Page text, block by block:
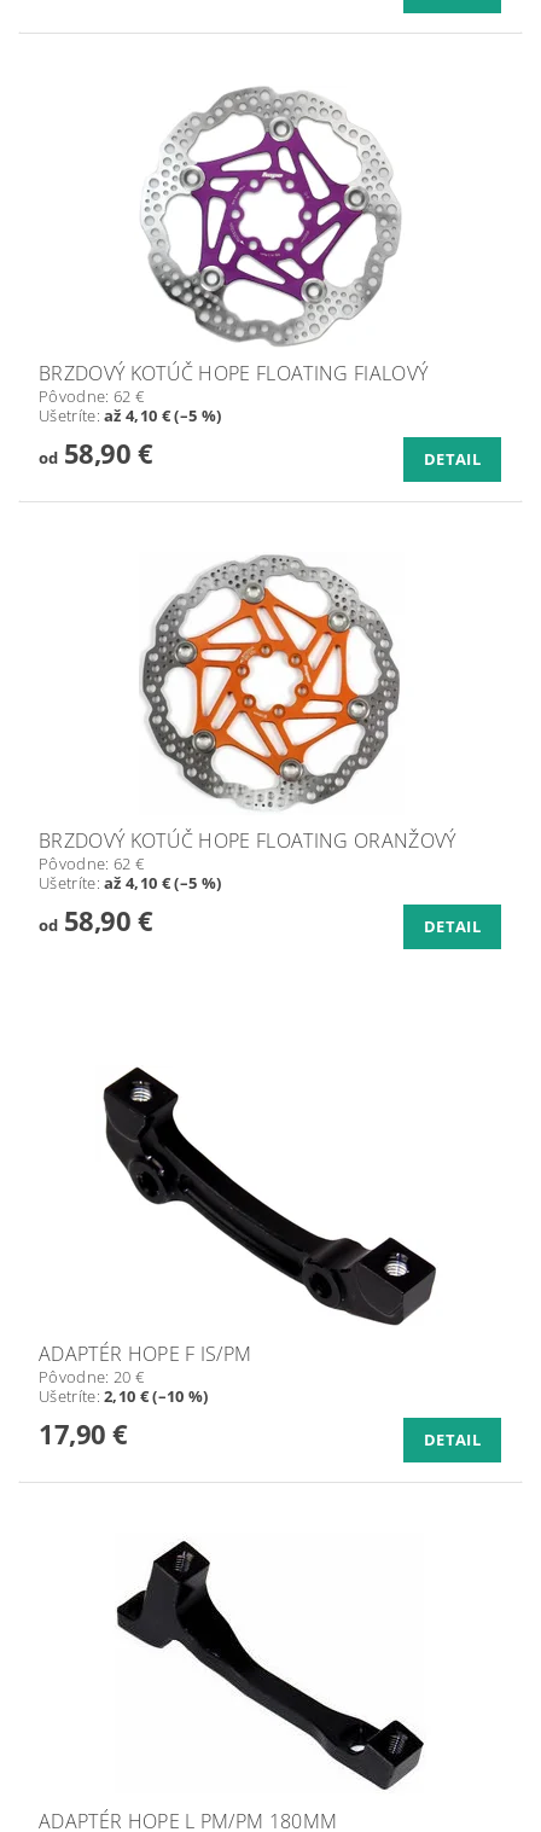
BRZDOVÝ KOTÚČ HOPE FLOATING FIALOVÝ
Pôvodne: 62 €
Ušetríte:až 4,10 € (–5 %)
od58,90 € DETAIL
BRZDOVÝ KOTÚČ HOPE FLOATING ORANŽOVÝ
Pôvodne: 62 €
Ušetríte:až 4,10 € (–5 %)
od58,90 € DETAIL
ADAPTÉR HOPE F IS/PM
Pôvodne: 20 €
Ušetríte:2,10 € (–10 %)
17,90 € DETAIL
ADAPTÉR HOPE L PM/PM 180MM